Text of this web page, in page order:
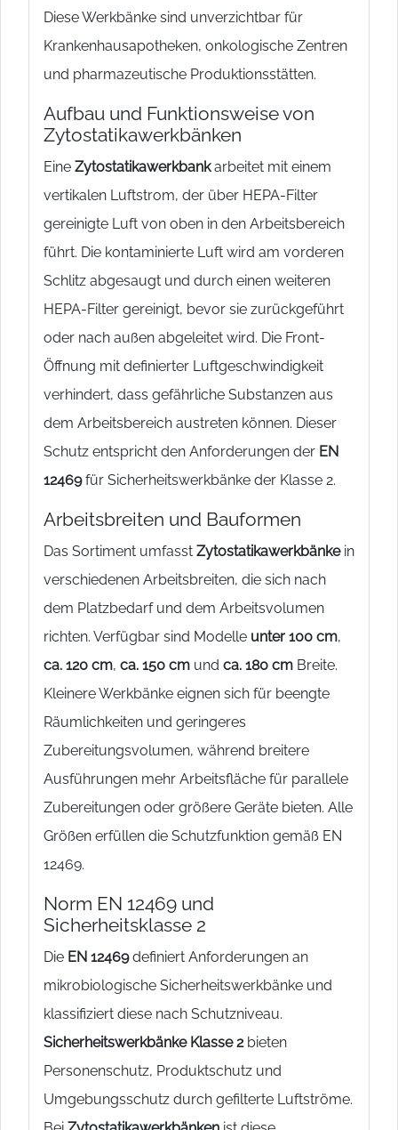
Diese Werkbänke sind unverzichtbar für
Krankenhausapotheken, onkologische Zentren
und pharmazeutische Produktionsstätten.
Aufbau und Funktionsweise von
Zytostatikawerkbänken
Eine Zytostatikawerkbankarbeitet mit einem
vertikalen Luftstrom, der über HEPA-Filter
gereinigte Luft von oben in den Arbeitsbereich
führt. Die kontaminierte Luft wird am vorderen
Schlitz abgesaugt und durch einen weiteren
HEPA-Filter gereinigt, bevor sie zurückgeführt
oder nach außen abgeleitet wird. Die Front-
Öffnung mit definierter Luftgeschwindigkeit
verhindert, dass gefährliche Substanzen aus
dem Arbeitsbereich austreten können. Dieser
Schutz entspricht den Anforderungen der EN
12469für Sicherheitswerkbänke der Klasse 2.
Arbeitsbreiten und Bauformen
Das Sortiment umfasst Zytostatikawerkbänkein
verschiedenen Arbeitsbreiten, die sich nach
dem Platzbedarf und dem Arbeitsvolumen
richten. Verfügbar sind Modelle unter 100 cm,
ca. 120 cm, ca. 150 cm und ca. 180 cm Breite.
Kleinere Werkbänke eignen sich für beengte
Räumlichkeiten und geringeres
Zubereitungsvolumen, während breitere
Ausführungen mehr Arbeitsfläche für parallele
Zubereitungen oder größere Geräte bieten. Alle
Größen erfüllen die Schutzfunktion gemäß EN
12469.
Norm EN 12469 und
Sicherheitsklasse 2
Die EN 12469definiert Anforderungen an
mikrobiologische Sicherheitswerkbänke und
klassifiziert diese nach Schutzniveau.
Sicherheitswerkbänke Klasse 2bieten
Personenschutz, Produktschutz und
Umgebungsschutz durch gefilterte Luftströme.